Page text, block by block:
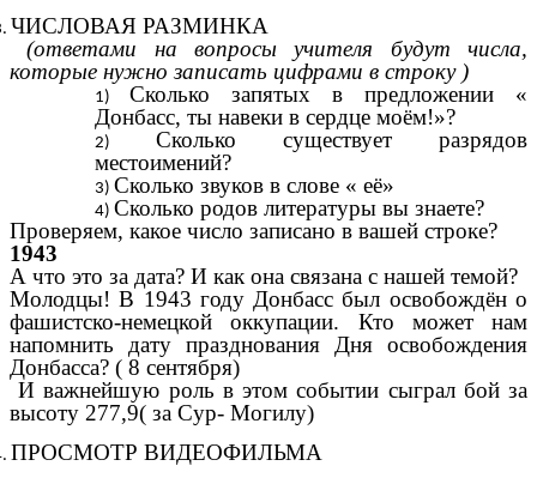
ЧИСЛОВАЯ РАЗМИНКА
(ответами на вопросы учителя будут числа,
которые нужно записать цифрами в строку )
Сколько запятых в предложении «
Донбасс, ты навеки в сердце моём!»?
Сколько существует разрядов
местоимений?
Сколько звуков в слове « её»
Сколько родов литературы вы знаете?
Проверяем, какое число записано в вашей строке?
1943
А что это за дата? И как она связана с нашей темой?
Молодцы! В 1943 году Донбасс был освобождён о
фашистско-немецкой оккупации. Кто может нам
напомнить дату празднования Дня освобождения
Донбасса? ( 8 сентября)
И важнейшую роль в этом событии сыграл бой за
высоту 277,9( за Сур- Могилу)
ПРОСМОТР ВИДЕОФИЛЬМА